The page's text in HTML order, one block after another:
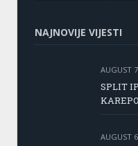
NAJNOVIJE VIJESTI
AUGUST
SPLIT
AUGUST